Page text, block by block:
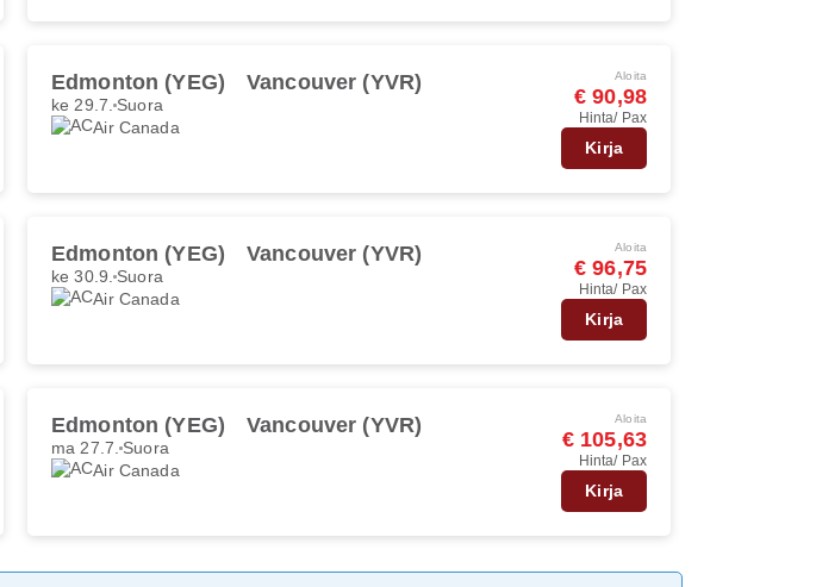
Edmonton (YEG) Vancouver (YVR)
ke 29.7. Suora
Air Canada
Aloita
€ 90,98
Hinta/ Pax
Kirja
Edmonton (YEG) Vancouver (YVR)
ke 30.9. Suora
Air Canada
Aloita
€ 96,75
Hinta/ Pax
Kirja
Edmonton (YEG) Vancouver (YVR)
ma 27.7. Suora
Air Canada
Aloita
€ 105,63
Hinta/ Pax
Kirja